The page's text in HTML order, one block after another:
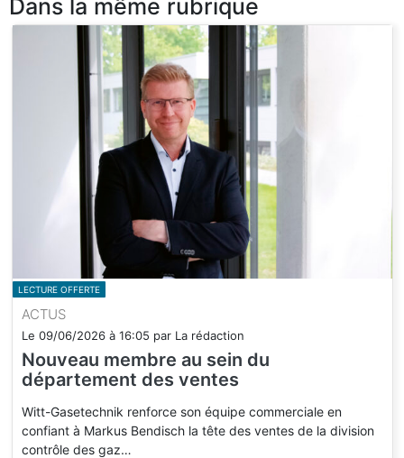
Dans la même rubrique
LECTURE OFFERTE
ACTUS
Le 09/06/2026 à 16:05 par La rédaction
Nouveau membre au sein du
département des ventes
Witt-Gasetechnik renforce son équipe commerciale en
confiant à Markus Bendisch la tête des ventes de la division
contrôle des gaz…